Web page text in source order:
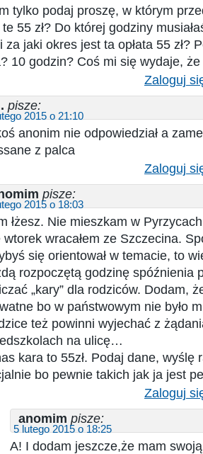
tylko podaj proszę, w którym
te 55 zł? Do której godziny
za jaki okres jest ta opłata 55 zł?
10 godzin? Coś mi się wydaje, że
Zaloguj
pisze:
2015 o 21:10
anonim nie odpowiedział a
z palca
Zaloguj
pisze:
2015 o 18:03
łżesz. Nie mieszkam w
wtorek wracałem ze Szczecina.
się orientował w temacie, to
rozpoczętą godzinę spóźnienia
„kary” dla rodziców. Dodam,
bo w państwowym nie było
też powinni wyjechać z
na ulicę…
kara to 55zł. Podaj dane, wyślę
bo pewnie takich jak ja jest
Zaloguj
anomim pisze:
5 lutego 2015 o 18:25
A! I dodam jeszcze,że mam